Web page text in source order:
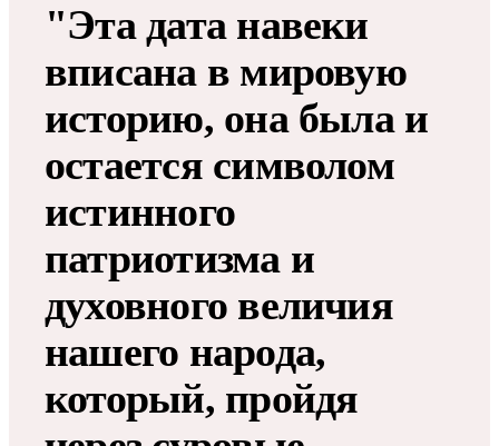
"Эта дата навеки
вписана в мировую
историю, она была и
остается символом
истинного
патриотизма и
духовного величия
нашего народа,
который, пройдя